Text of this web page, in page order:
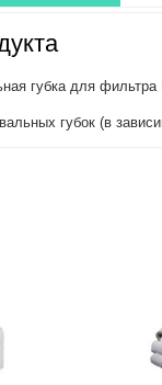
губка для фильтра
губок (в